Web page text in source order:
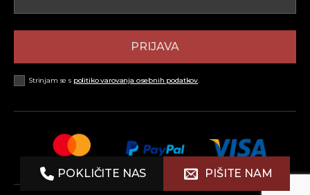
POKLIČITE NAS PIŠITE NAM
Strinjam se s politiko varovanja osebnih podatkov.
PRIJAVA